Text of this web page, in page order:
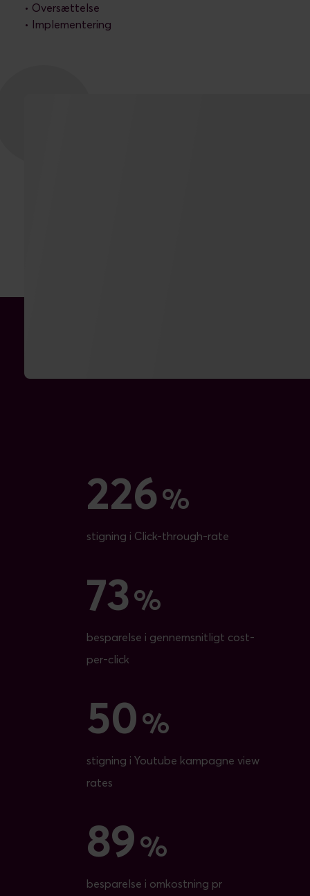
• Oversættelse
• Implementering
226
226 %
stigning i Click-through-rate
73
73 %
besparelse i gennemsnitligt cost-
per-click
50
50 %
stigning i Youtube kampagne view
rates
89
89 %
besparelse i omkostning pr